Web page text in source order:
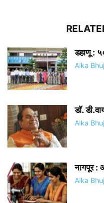
डहाणू :
Alka
डॉ.
Alka
नागपूर :
Alka